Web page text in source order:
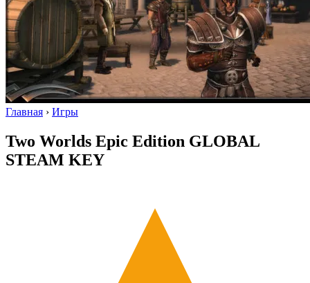
Главная › Игры
Two Worlds Epic Edition GLOBAL
STEAM KEY